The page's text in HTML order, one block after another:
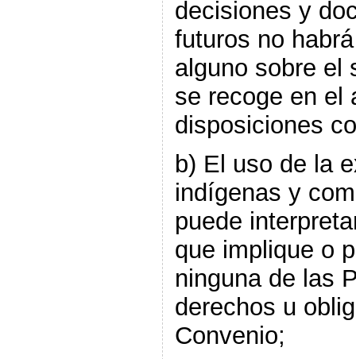
decisiones y
futuros no
alguno sobre el
se recoge en el
disposiciones
b) El uso de la
indígenas y
puede
que implique o
ninguna de las
derechos u
Convenio;